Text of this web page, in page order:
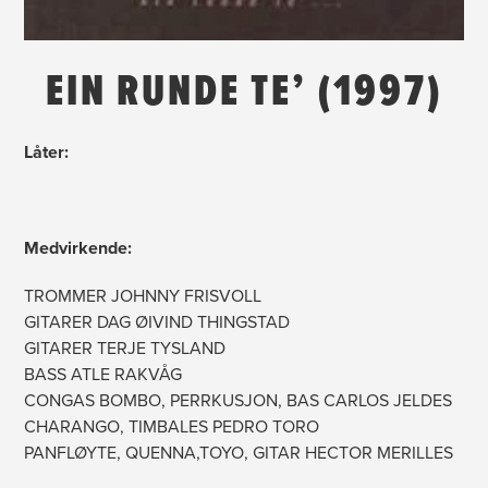
EIN RUNDE TE’ (1997)
Låter:
Medvirkende:
TROMMER JOHNNY FRISVOLL
GITARER DAG ØIVIND THINGSTAD
GITARER TERJE TYSLAND
BASS ATLE RAKVÅG
CONGAS BOMBO, PERRKUSJON, BAS CARLOS JELDES
CHARANGO, TIMBALES PEDRO TORO
PANFLØYTE, QUENNA,TOYO, GITAR HECTOR MERILLES